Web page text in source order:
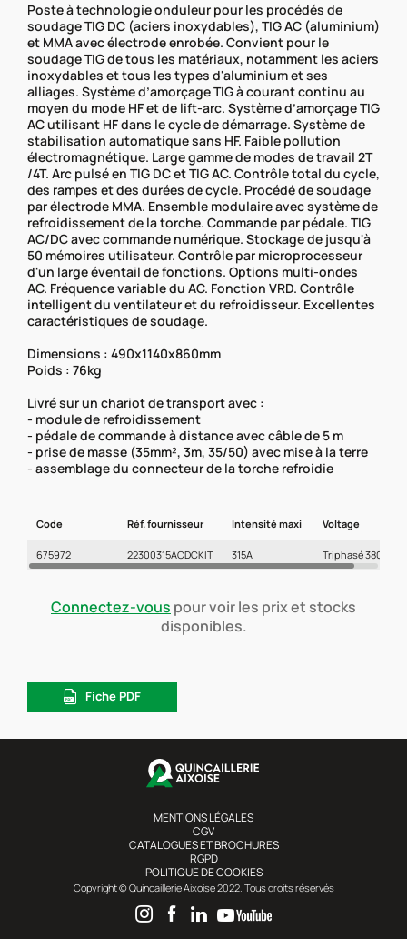
Poste à technologie onduleur pour les procédés de
soudage TIG DC (aciers inoxydables), TIG AC (aluminium)
et MMA avec électrode enrobée. Convient pour le
soudage TIG de tous les matériaux, notamment les aciers
inoxydables et tous les types d'aluminium et ses
alliages. Système d’amorçage TIG à courant continu au
moyen du mode HF et de lift-arc. Système d’amorçage TIG
AC utilisant HF dans le cycle de démarrage. Système de
stabilisation automatique sans HF. Faible pollution
électromagnétique. Large gamme de modes de travail 2T
/4T. Arc pulsé en TIG DC et TIG AC. Contrôle total du cycle,
des rampes et des durées de cycle. Procédé de soudage
par électrode MMA. Ensemble modulaire avec système de
refroidissement de la torche. Commande par pédale. TIG
AC/DC avec commande numérique. Stockage de jusqu'à
50 mémoires utilisateur. Contrôle par microprocesseur
d'un large éventail de fonctions. Options multi-ondes
AC. Fréquence variable du AC. Fonction VRD. Contrôle
intelligent du ventilateur et du refroidisseur. Excellentes
caractéristiques de soudage.
Dimensions : 490x1140x860mm
Poids : 76kg
Livré sur un chariot de transport avec :
- module de refroidissement
- pédale de commande à distance avec câble de 5 m
- prise de masse (35mm², 3m, 35/50) avec mise à la terre
- assemblage du connecteur de la torche refroidie
Code Réf. fournisseur Intensité maxi Voltage
675972 22300315ACDCKIT 315A Triphasé 380V
Connectez-vous pour voir les prix et stocks
disponibles.
Fiche PDF
MENTIONS LÉGALES
CGV
CATALOGUES ET BROCHURES
RGPD
POLITIQUE DE COOKIES
Copyright © Quincaillerie Aixoise 2022. Tous droits réservés